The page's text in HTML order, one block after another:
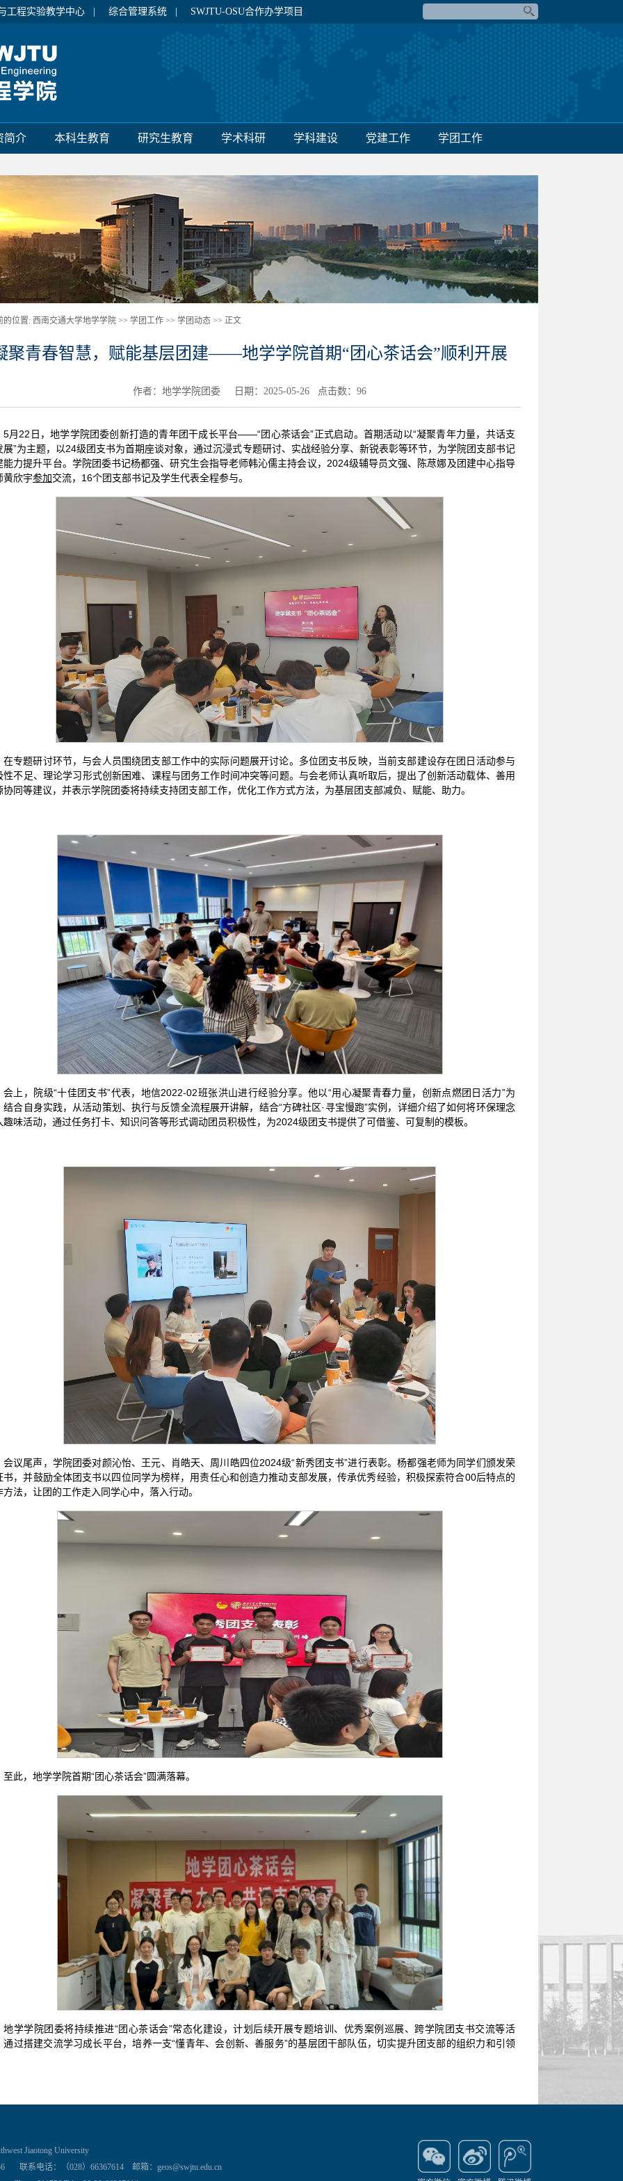
工程实验教学中心 | 综合管理系统 | SWJTU-OSU合作办学项目
简介 本科生教育 研究生教育 学术科研 学科建设 党建工作 学团工作
的位置: 西南交通大学地学学院 >> 学团工作 >> 学团动态 >> 正文
聚青春智慧，赋能基层团建——地学学院首期“团心茶话会”顺利开展
作者：地学学院团委 日期：2025-05-26 点击数： 96
5月22日，地学学院团委创新打造的青年团干成长平台——“团心茶话会”正式启动。首期活动以“凝聚青年力量，共话支
展”为主题，以24级团支书为首期座谈对象，通过沉浸式专题研讨、实战经验分享、新锐表彰等环节，为学院团支部书记
能力提升平台。学院团委书记杨都强、研究生会指导老师韩沁儒主持会议，2024级辅导员文强、陈荩娜及团建中心指导
黄欣宇参加交流，16个团支部书记及学生代表全程参与。
在专题研讨环节，与会人员围绕团支部工作中的实际问题展开讨论。多位团支书反映，当前支部建设存在团日活动参与
性不足、理论学习形式创新困难、课程与团务工作时间冲突等问题。与会老师认真听取后，提出了创新活动载体、善用
协同等建议，并表示学院团委将持续支持团支部工作，优化工作方式方法，为基层团支部减负、赋能、助力。
会上，院级“十佳团支书”代表，地信2022-02班张洪山进行经验分享。他以“用心凝聚青春力量，创新点燃团日活力”为
结合自身实践，从活动策划、执行与反馈全流程展开讲解，结合“方碑社区·寻宝慢跑”实例，详细介绍了如何将环保理念
趣味活动，通过任务打卡、知识问答等形式调动团员积极性，为2024级团支书提供了可借鉴、可复制的模板。
会议尾声，学院团委对颜沁怡、王元、肖皓天、周川皓四位2024级“新秀团支书”进行表彰。杨都强老师为同学们颁发荣
书，并鼓励全体团支书以四位同学为榜样，用责任心和创造力推动支部发展，传承优秀经验，积极探索符合00后特点的
方法，让团的工作走入同学心中，落入行动。
至此，地学学院首期“团心茶话会”圆满落幕。
地学学院团委将持续推进“团心茶话会”常态化建设，计划后续开展专题培训、优秀案例巡展、跨学院团支书交流等活
通过搭建交流学习成长平台，培养一支“懂青年、会创新、善服务”的基层团干部队伍，切实提升团支部的组织力和引领
Jiaotong University
系电话：（028）66367614 邮箱：geos@swjtu.edu.cn